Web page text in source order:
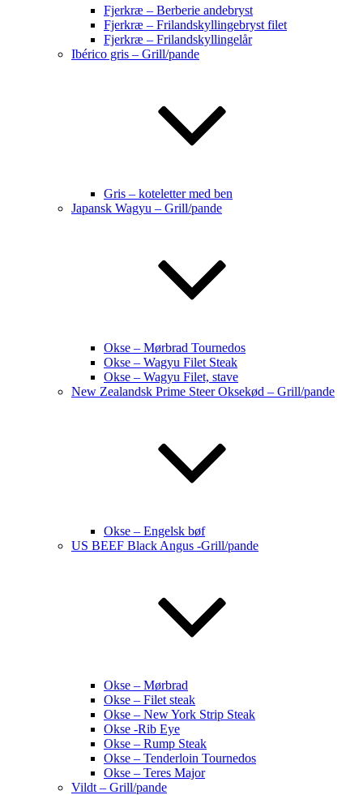
Fjerkræ – Berberie andebryst
Fjerkræ – Frilandskyllingebryst filet
Fjerkræ – Frilandskyllingelår
Ibérico gris – Grill/pande
Gris – koteletter med ben
Japansk Wagyu – Grill/pande
Okse – Mørbrad Tournedos
Okse – Wagyu Filet Steak
Okse – Wagyu Filet, stave
New Zealandsk Prime Steer Oksekød – Grill/pande
Okse – Engelsk bøf
US BEEF Black Angus -Grill/pande
Okse – Mørbrad
Okse – Filet steak
Okse – New York Strip Steak
Okse -Rib Eye
Okse – Rump Steak
Okse – Tenderloin Tournedos
Okse – Teres Major
Vildt – Grill/pande